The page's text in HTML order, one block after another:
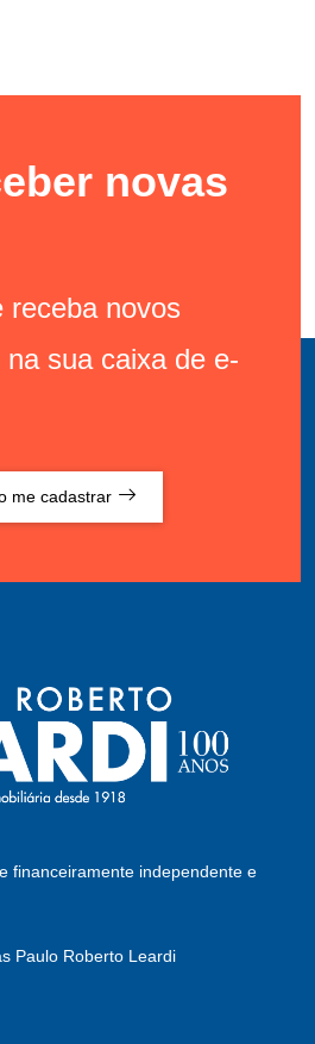
novas
receba novos
sua caixa de e-
me cadastrar
financeiramente independente e
Paulo Roberto Leardi